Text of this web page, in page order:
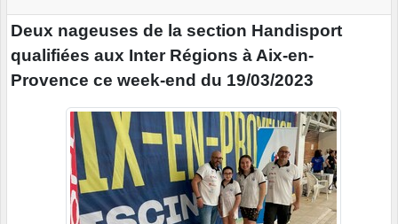
Deux nageuses de la section Handisport
qualifiées aux Inter Régions à Aix-en-
Provence ce week-end du 19/03/2023